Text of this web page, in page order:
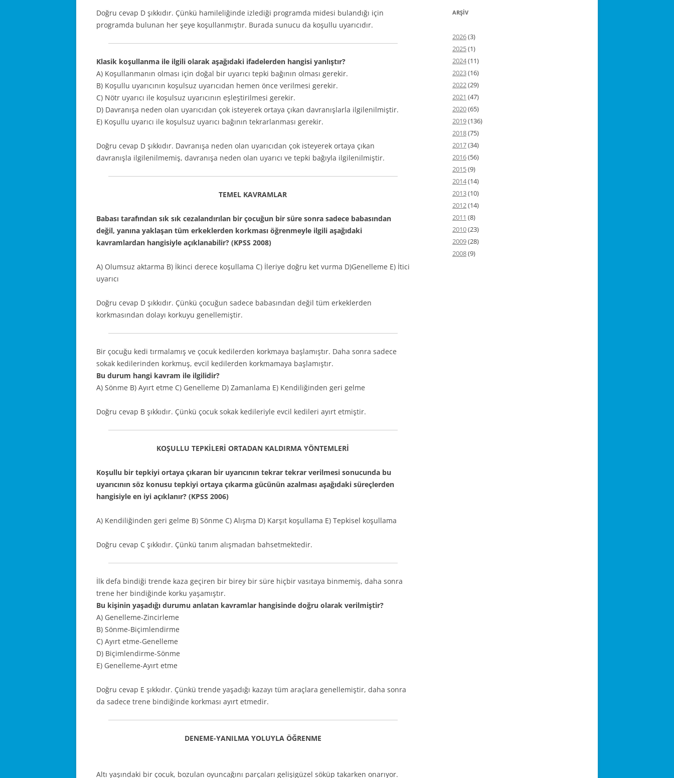
Doğru cevap D şıkkıdır. Çünkü hamileliğinde izlediği programda midesi bulandığı için
programda bulunan her şeye koşullanmıştır. Burada sunucu da koşullu uyarıcıdır.
Klasik koşullanma ile ilgili olarak aşağıdaki ifadelerden hangisi yanlıştır?
A) Koşullanmanın olması için doğal bir uyarıcı tepki bağının olması gerekir.
B) Koşullu uyarıcının koşulsuz uyarıcıdan hemen önce verilmesi gerekir.
C) Nötr uyarıcı ile koşulsuz uyarıcının eşleştirilmesi gerekir.
D) Davranışa neden olan uyarıcıdan çok isteyerek ortaya çıkan davranışlarla ilgilenilmiştir.
E) Koşullu uyarıcı ile koşulsuz uyarıcı bağının tekrarlanması gerekir.
Doğru cevap D şıkkıdır. Davranışa neden olan uyarıcıdan çok isteyerek ortaya çıkan
davranışla ilgilenilmemiş, davranışa neden olan uyarıcı ve tepki bağıyla ilgilenilmiştir.
TEMEL KAVRAMLAR
Babası tarafından sık sık cezalandırılan bir çocuğun bir süre sonra sadece babasından
değil, yanına yaklaşan tüm erkeklerden korkması öğrenmeyle ilgili aşağıdaki
kavramlardan hangisiyle açıklanabilir? (KPSS 2008)
A) Olumsuz aktarma B) İkinci derece koşullama C) İleriye doğru ket vurma D)Genelleme E) İtici
uyarıcı
Doğru cevap D şıkkıdır. Çünkü çocuğun sadece babasından değil tüm erkeklerden
korkmasından dolayı korkuyu genellemiştir.
Bir çocuğu kedi tırmalamış ve çocuk kedilerden korkmaya başlamıştır. Daha sonra sadece
sokak kedilerinden korkmuş, evcil kedilerden korkmamaya başlamıştır.
Bu durum hangi kavram ile ilgilidir?
A) Sönme B) Ayırt etme C) Genelleme D) Zamanlama E) Kendiliğinden geri gelme
Doğru cevap B şıkkıdır. Çünkü çocuk sokak kedileriyle evcil kedileri ayırt etmiştir.
KOŞULLU TEPKİLERİ ORTADAN KALDIRMA YÖNTEMLERİ
Koşullu bir tepkiyi ortaya çıkaran bir uyarıcının tekrar tekrar verilmesi sonucunda bu
uyarıcının söz konusu tepkiyi ortaya çıkarma gücünün azalması aşağıdaki süreçlerden
hangisiyle en iyi açıklanır? (KPSS 2006)
A) Kendiliğinden geri gelme B) Sönme C) Alışma D) Karşıt koşullama E) Tepkisel koşullama
Doğru cevap C şıkkıdır. Çünkü tanım alışmadan bahsetmektedir.
İlk defa bindiği trende kaza geçiren bir birey bir süre hiçbir vasıtaya binmemiş, daha sonra
trene her bindiğinde korku yaşamıştır.
Bu kişinin yaşadığı durumu anlatan kavramlar hangisinde doğru olarak verilmiştir?
A) Genelleme-Zincirleme
B) Sönme-Biçimlendirme
C) Ayırt etme-Genelleme
D) Biçimlendirme-Sönme
E) Genelleme-Ayırt etme
Doğru cevap E şıkkıdır. Çünkü trende yaşadığı kazayı tüm araçlara genellemiştir, daha sonra
da sadece trene bindiğinde korkması ayırt etmedir.
DENEME-YANILMA YOLUYLA ÖĞRENME
Altı yaşındaki bir çocuk, bozulan oyuncağını parçaları gelişigüzel söküp takarken onarıyor.
ARŞIV
2026(3)
2025(1)
2024(11)
2023(16)
2022(29)
2021 (47)
2020(65)
2019(136)
2018(75)
2017(34)
2016(56)
2015(9)
2014(14)
2013(10)
2012(14)
2011 (8)
2010(23)
2009(28)
2008(9)